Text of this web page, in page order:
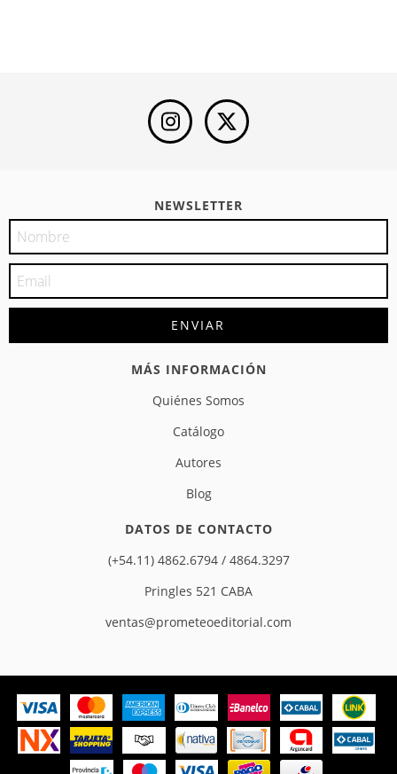
NEWSLETTER
MÁS INFORMACIÓN
Quiénes Somos
Catálogo
Autores
Blog
DATOS DE CONTACTO
(+54.11) 4862.6794 / 4864.3297
Pringles 521 CABA
ventas@prometeoeditorial.com